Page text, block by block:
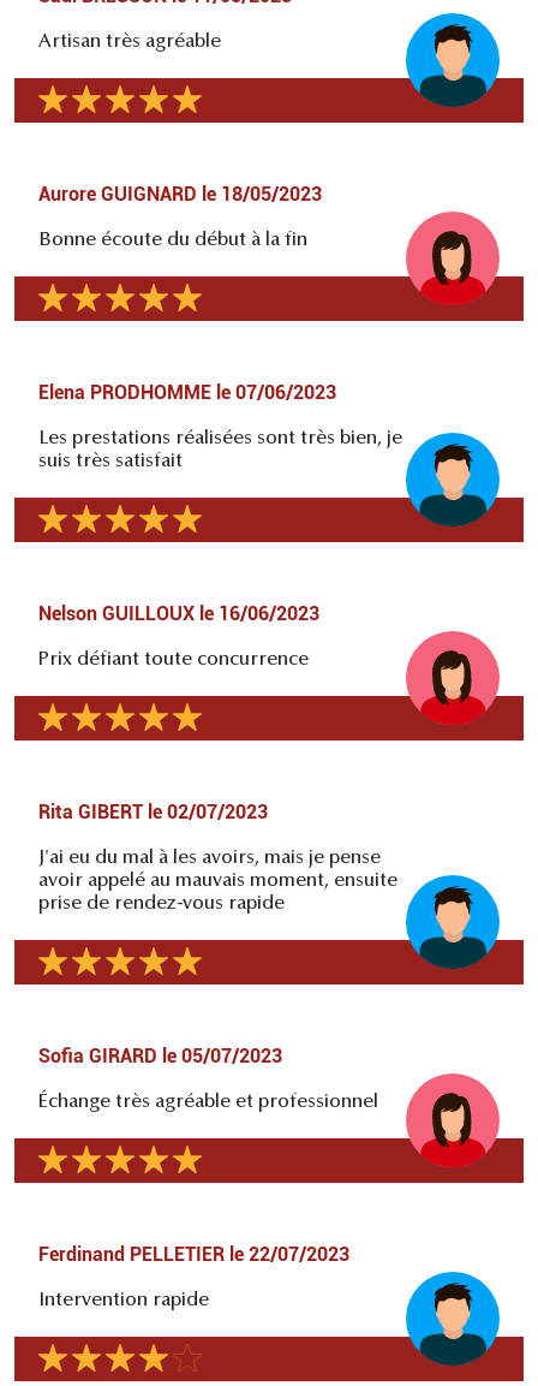
Artisan très agréable
Aurore GUIGNARD le 18/05/2023
Bonne écoute du début à la fin
Elena PRODHOMME le 07/06/2023
Les prestations réalisées sont très bien, je
suis très satisfait
Nelson GUILLOUX le 16/06/2023
Prix défiant toute concurrence
Rita GIBERT le 02/07/2023
J'ai eu du mal à les avoirs, mais je pense
avoir appelé au mauvais moment, ensuite
prise de rendez-vous rapide
Sofia GIRARD le 05/07/2023
Échange très agréable et professionnel
Ferdinand PELLETIER le 22/07/2023
Intervention rapide